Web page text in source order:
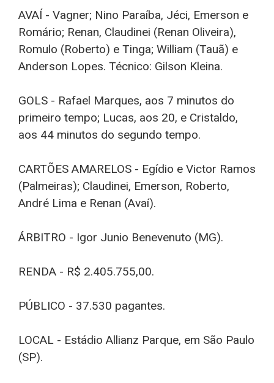
AVAÍ - Vagner; Nino Paraíba, Jéci, Emerson e
Romário; Renan, Claudinei (Renan Oliveira),
Romulo (Roberto) e Tinga; William (Tauã) e
Anderson Lopes. Técnico: Gilson Kleina.
GOLS - Rafael Marques, aos 7 minutos do
primeiro tempo; Lucas, aos 20, e Cristaldo,
aos 44 minutos do segundo tempo.
CARTÕES AMARELOS - Egídio e Victor Ramos
(Palmeiras); Claudinei, Emerson, Roberto,
André Lima e Renan (Avaí).
ÁRBITRO - Igor Junio Benevenuto (MG).
RENDA - R$ 2.405.755,00.
PÚBLICO - 37.530 pagantes.
LOCAL - Estádio Allianz Parque, em São Paulo
(SP).